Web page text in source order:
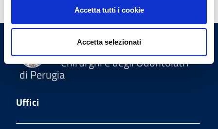
Accetta tutti i cookie
Accetta selezionati
Chirurghi e degli Odontoiatri
di Perugia
Uffici